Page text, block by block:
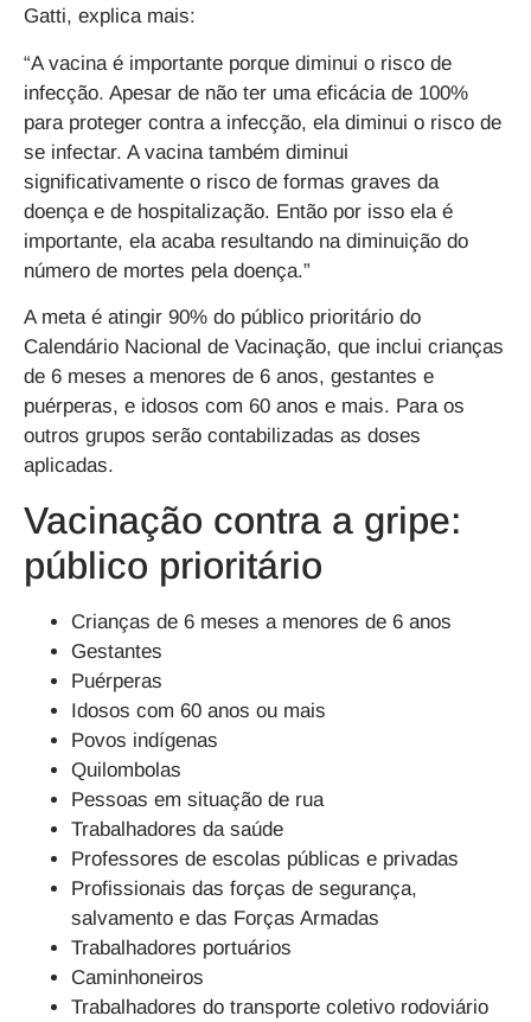
Gatti, explica mais:
“A vacina é importante porque diminui o risco de
infecção. Apesar de não ter uma eficácia de 100%
para proteger contra a infecção, ela diminui o risco de
se infectar. A vacina também diminui
significativamente o risco de formas graves da
doença e de hospitalização. Então por isso ela é
importante, ela acaba resultando na diminuição do
número de mortes pela doença.”
A meta é atingir 90% do público prioritário do
Calendário Nacional de Vacinação, que inclui crianças
de 6 meses a menores de 6 anos, gestantes e
puérperas, e idosos com 60 anos e mais. Para os
outros grupos serão contabilizadas as doses
aplicadas.
Vacinação contra a gripe:
público prioritário
Crianças de 6 meses a menores de 6 anos
Gestantes
Puérperas
Idosos com 60 anos ou mais
Povos indígenas
Quilombolas
Pessoas em situação de rua
Trabalhadores da saúde
Professores de escolas públicas e privadas
Profissionais das forças de segurança,
salvamento e das Forças Armadas
Trabalhadores portuários
Caminhoneiros
Trabalhadores do transporte coletivo rodoviário